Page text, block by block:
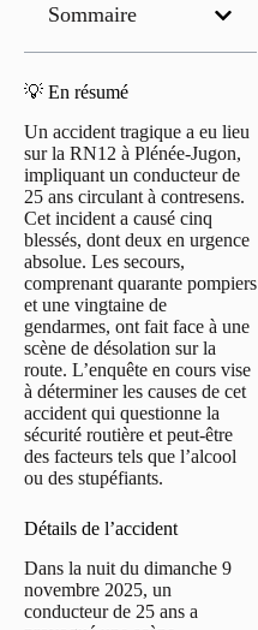
Sommaire
💡 En résumé
Un accident tragique a eu lieu
sur la RN12 à Plénée-Jugon,
impliquant un conducteur de
25 ans circulant à contresens.
Cet incident a causé cinq
blessés, dont deux en urgence
absolue. Les secours,
comprenant quarante pompiers
et une vingtaine de
gendarmes, ont fait face à une
scène de désolation sur la
route. L’enquête en cours vise
à déterminer les causes de cet
accident qui questionne la
sécurité routière et peut-être
des facteurs tels que l’alcool
ou des stupéfiants.
Détails de l’accident
Dans la nuit du dimanche 9
novembre 2025, un
conducteur de 25 ans a